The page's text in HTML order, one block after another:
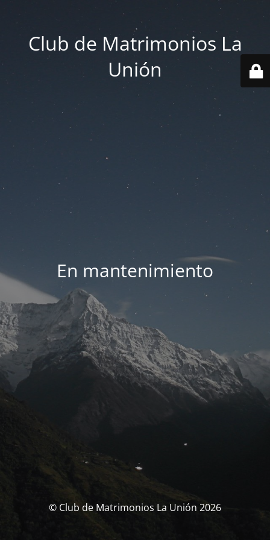
Club de Matrimonios La
Unión
En mantenimiento
© Club de Matrimonios La Unión 2026